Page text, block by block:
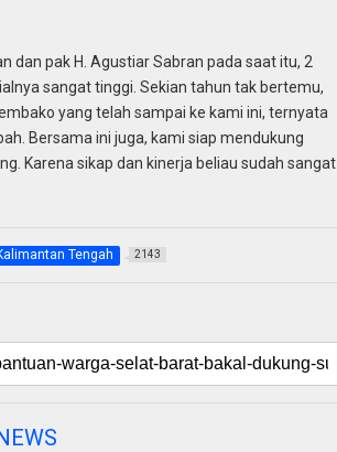
dan pak H. Agustiar Sabran pada saat itu, 2
sangat tinggi. Sekian tahun tak bertemu,
yang telah sampai ke kami ini, ternyata
Bersama ini juga, kami siap mendukung
Karena sikap dan kinerja beliau sudah sangat
Tengah 2143